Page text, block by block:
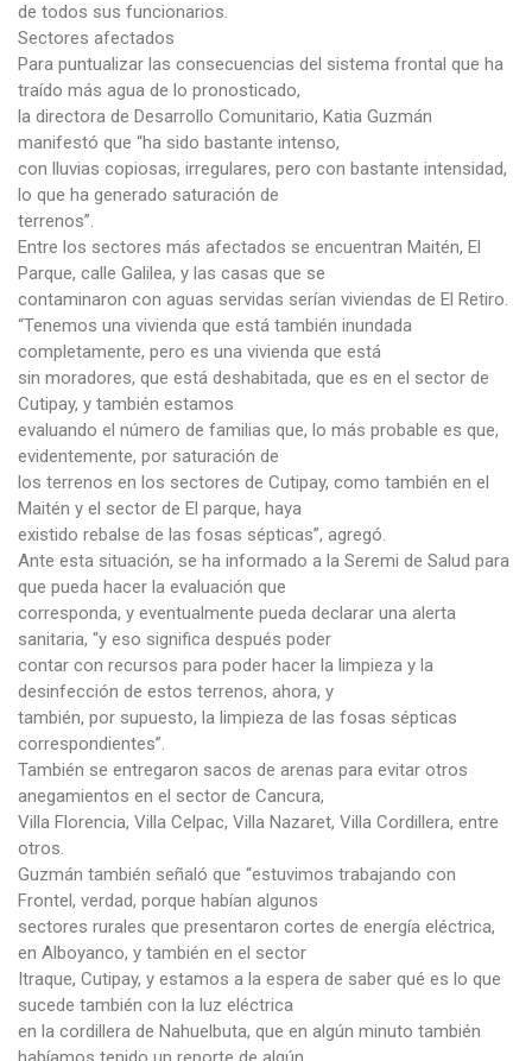
de todos sus funcionarios.
Sectores afectados
Para puntualizar las consecuencias del sistema frontal que ha
traído más agua de lo pronosticado,
la directora de Desarrollo Comunitario, Katia Guzmán
manifestó que “ha sido bastante intenso,
con lluvias copiosas, irregulares, pero con bastante intensidad,
lo que ha generado saturación de
terrenos”.
Entre los sectores más afectados se encuentran Maitén, El
Parque, calle Galilea, y las casas que se
contaminaron con aguas servidas serían viviendas de El Retiro.
“Tenemos una vivienda que está también inundada
completamente, pero es una vivienda que está
sin moradores, que está deshabitada, que es en el sector de
Cutipay, y también estamos
evaluando el número de familias que, lo más probable es que,
evidentemente, por saturación de
los terrenos en los sectores de Cutipay, como también en el
Maitén y el sector de El parque, haya
existido rebalse de las fosas sépticas”, agregó.
Ante esta situación, se ha informado a la Seremi de Salud para
que pueda hacer la evaluación que
corresponda, y eventualmente pueda declarar una alerta
sanitaria, “y eso significa después poder
contar con recursos para poder hacer la limpieza y la
desinfección de estos terrenos, ahora, y
también, por supuesto, la limpieza de las fosas sépticas
correspondientes”.
También se entregaron sacos de arenas para evitar otros
anegamientos en el sector de Cancura,
Villa Florencia, Villa Celpac, Villa Nazaret, Villa Cordillera, entre
otros.
Guzmán también señaló que “estuvimos trabajando con
Frontel, verdad, porque habían algunos
sectores rurales que presentaron cortes de energía eléctrica,
en Alboyanco, y también en el sector
Itraque, Cutipay, y estamos a la espera de saber qué es lo que
sucede también con la luz eléctrica
en la cordillera de Nahuelbuta, que en algún minuto también